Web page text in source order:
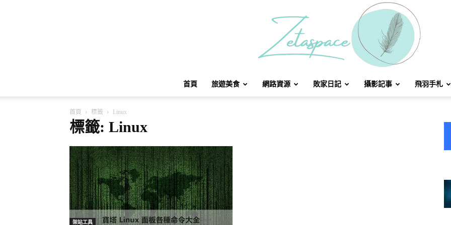
首頁 旅遊美食 網路資源 敗家日記 攝影記事 飛羽手札
首頁 標籤 Linux
標籤: Linux
架站工具